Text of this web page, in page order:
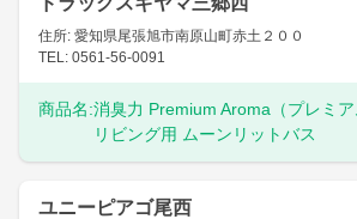
住所: 愛知県尾張旭市南原山町赤土２００
TEL: 0561-56-0091
商品名:消臭力 Premium Aroma（プレミア
リビング用 ムーンリットバス
ユニーピアゴ尾西